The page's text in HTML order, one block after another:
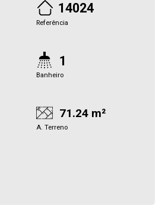
14024
Referência
1
Banheiro
71.24 m²
A. Terreno